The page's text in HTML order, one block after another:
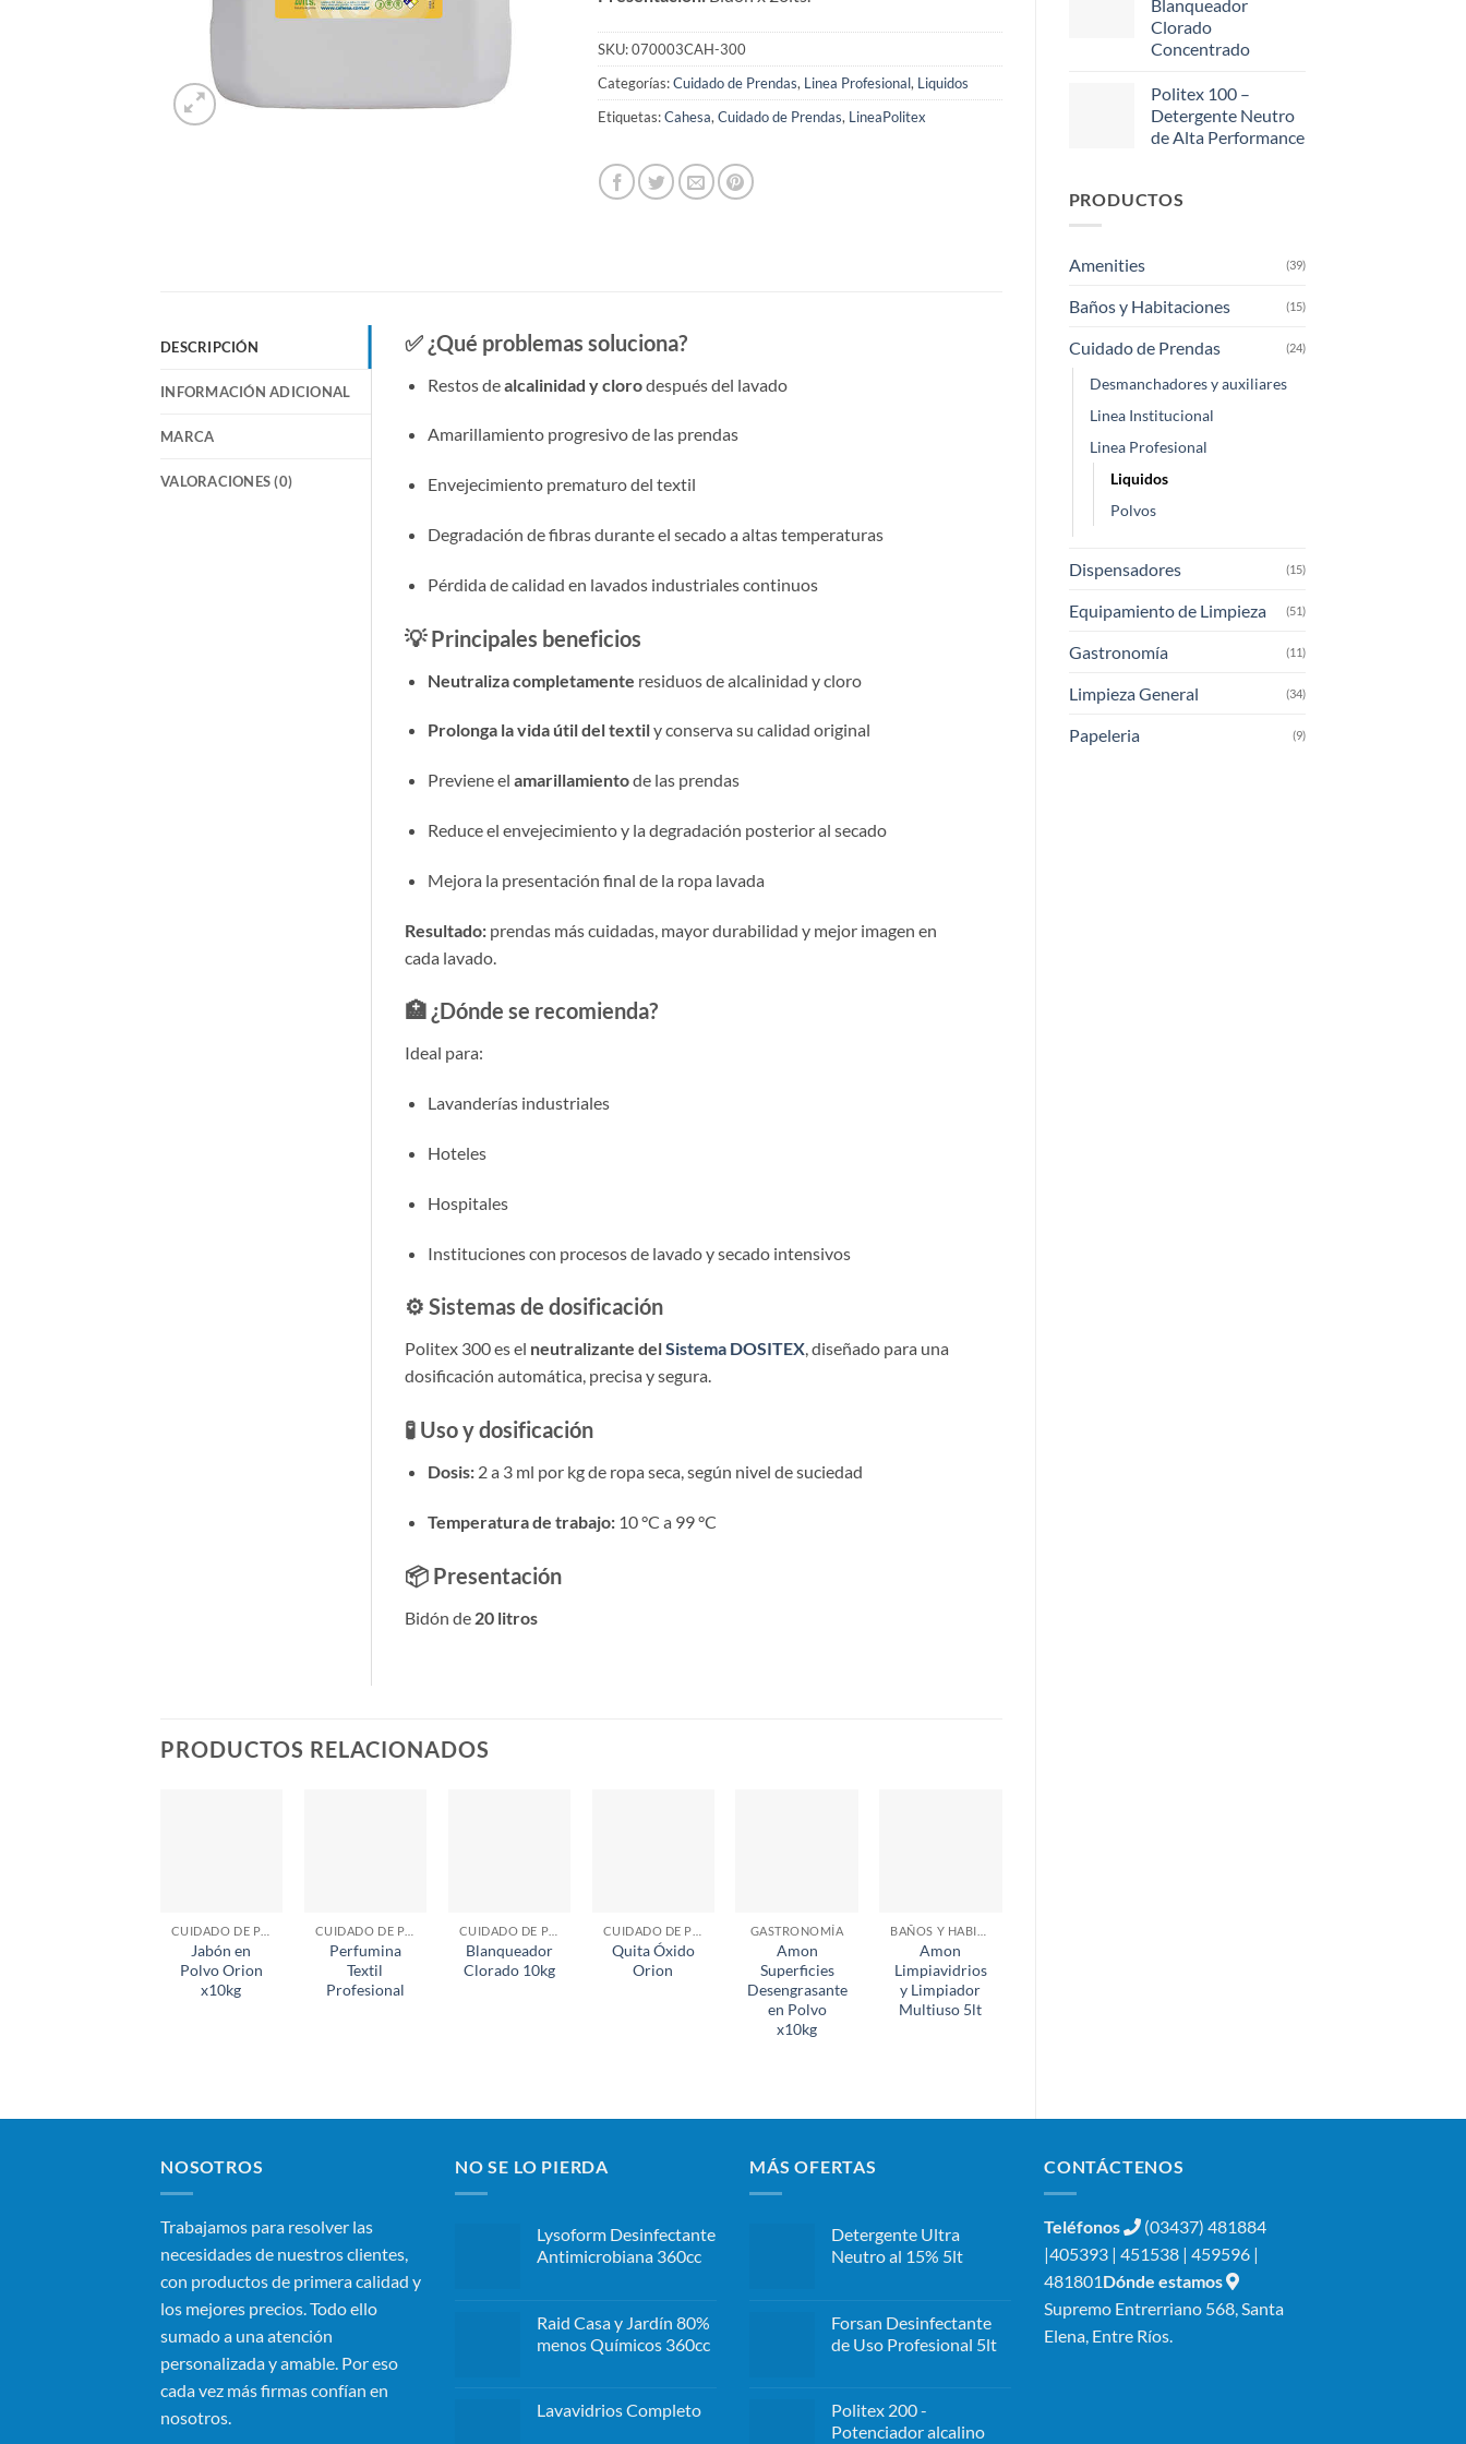
Blanqueador
Clorado
Concentrado
Politex 100 –
Detergente Neutro
de Alta Performance
PRODUCTOS
Amenities (39)
Baños y Habitaciones (15)
Cuidado de Prendas (24)
Desmanchadores y auxiliares
Linea Institucional
Linea Profesional
Liquidos
Polvos
Dispensadores (15)
Equipamiento de Limpieza (51)
Gastronomía (11)
Limpieza General (34)
Papeleria (9)
SKU:070003CAH-300
Categorías:Cuidado de Prendas, Linea Profesional, Liquidos
Etiquetas:Cahesa, Cuidado de Prendas, LineaPolitex
DESCRIPCIÓN
INFORMACIÓN ADICIONAL
MARCA
VALORACIONES (0)
✅ ¿Qué problemas soluciona?
Restos dealcalinidad y clorodespués del lavado
Amarillamiento progresivo de las prendas
Envejecimiento prematuro del textil
Degradación de fibras durante el secado a altas temperaturas
Pérdida de calidad en lavados industriales continuos
💡 Principales beneficios
Neutraliza completamente residuos de alcalinidad y cloro
Prolonga la vida útil del textily conserva su calidad original
Previene el amarillamientode las prendas
Reduce el envejecimiento y la degradación posterior al secado
Mejora la presentación final de la ropa lavada
Resultado:prendas más cuidadas, mayor durabilidad y mejor imagen en
cada lavado.
🏥 ¿Dónde se recomienda?
Ideal para:
Lavanderías industriales
Hoteles
Hospitales
Instituciones con procesos de lavado y secado intensivos
⚙️ Sistemas de dosificación
Politex 300 es el neutralizante delSistema DOSITEX, diseñado para una
dosificación automática, precisa y segura.
🧪 Uso y dosificación
Dosis:2 a 3 ml por kg de ropa seca, según nivel de suciedad
Temperatura de trabajo:10 °C a 99 °C
📦 Presentación
Bidón de 20 litros
PRODUCTOS RELACIONADOS
Jabón en
Polvo Orion
x10kg
Perfumina
Textil
Profesional
Blanqueador
Clorado 10kg
Quita Óxido
Orion
GASTRONOMÍA
Amon
Superficies
Desengrasante
en Polvo
x10kg
Amon
Limpiavidrios
y Limpiador
Multiuso 5lt
NOSOTROS
Trabajamos para resolver las
necesidades de nuestros clientes,
con productos de primera calidad y
los mejores precios. Todo ello
sumado a una atención
personalizada y amable. Por eso
cada vez más firmas confían en
nosotros.
NO SE LO PIERDA
Lysoform Desinfectante
Antimicrobiana 360cc
Raid Casa y Jardín 80%
menos Químicos 360cc
Lavavidrios Completo
MÁS OFERTAS
Detergente Ultra
Neutro al 15% 5lt
Forsan Desinfectante
de Uso Profesional 5lt
Politex 200 -
Potenciador alcalino
CONTÁCTENOS
Teléfonos
(03437) 481884
|405393 | 451538 | 459596 |
481801Dónde estamos
Supremo Entrerriano 568, Santa
Elena, Entre Ríos.